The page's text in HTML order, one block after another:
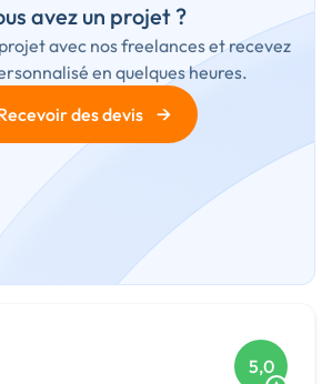
avez un projet ?
avec nos freelances et recevez
en quelques heures.
des devis
→
5,0